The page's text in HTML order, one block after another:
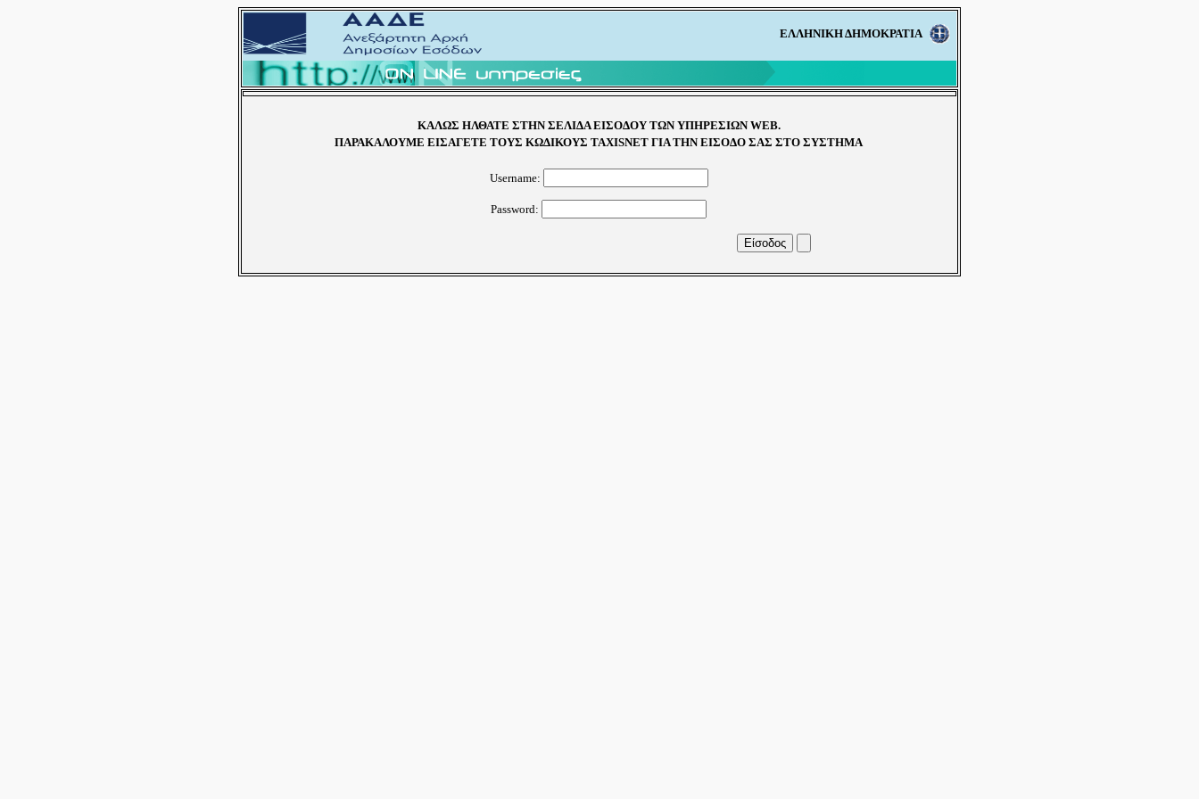
ΕΛΛΗΝΙΚΗ ΔΗΜΟΚΡΑΤΙΑ
ΚΑΛΩΣ ΗΛΘΑΤΕ ΣΤΗΝ ΣΕΛΙΔΑ ΕΙΣΟΔΟΥ ΤΩΝ ΥΠΗΡΕΣΙΩΝ WEB.
ΠΑΡΑΚΑΛΟΥΜΕ ΕΙΣΑΓΕΤΕ ΤΟΥΣ ΚΩΔΙΚΟΥΣ TAXISNET ΓΙΑ ΤΗΝ ΕΙΣΟΔΟ ΣΑΣ ΣΤΟ ΣΥΣΤΗΜΑ
Username:
Password: